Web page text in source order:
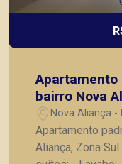
Apartamento
bairro Nova
Ribeirão
Nova Aliança -
Apartamento
Aliança, Zona Sul